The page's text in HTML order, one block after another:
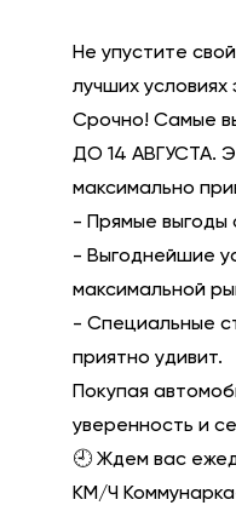
Не упустите
лучших
Срочно! Самые
ДО 14 АВГУСТА.
максимально
- Прямые выгоды
- Выгоднейшие
максимальной
- Специальные
приятно удивит.
Покупая
уверенность и
🕘 Ждем вас
КМ/Ч